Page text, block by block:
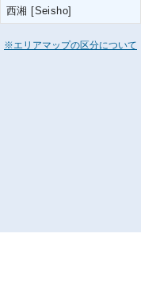
西湘 [Seisho]
※エリアマップの区分について